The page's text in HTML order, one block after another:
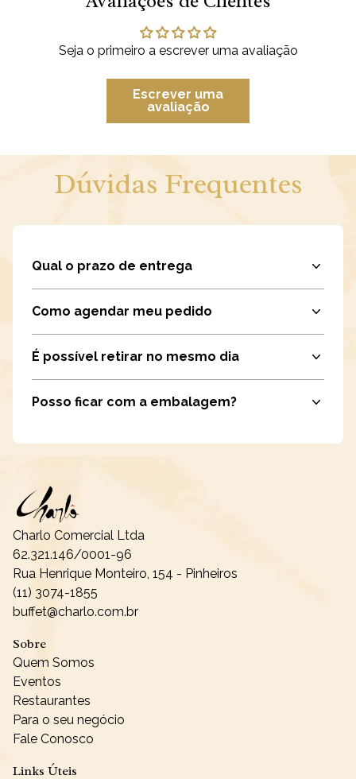
Seja o primeiro a escrever uma avaliação
Escrever uma
avaliação
Dúvidas Frequentes
Qual o prazo de entrega
Como agendar meu pedido
É possível retirar no mesmo dia
Posso ficar com a embalagem?
Charlo Comercial Ltda
62.321.146/0001-96
Rua Henrique Monteiro, 154 - Pinheiros
(11) 3074-1855
buffet@charlo.com.br
Sobre
Quem Somos
Eventos
Restaurantes
Para o seu negócio
Fale Conosco
Links Úteis